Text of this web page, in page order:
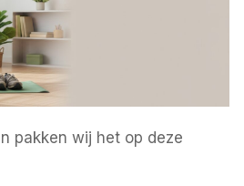
pakken wij het op deze